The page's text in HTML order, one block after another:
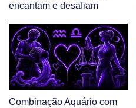
encantam e desafiam
Combinação Aquário com